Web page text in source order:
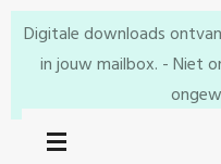
Ga
direct
de
hoofdinhoud
Digitale downloads
in jouw mailbox. - Niet